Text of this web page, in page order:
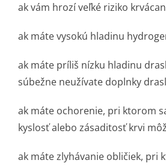
ak vám hrozí veľké riziko
ak máte vysokú hladinu
ak máte príliš nízku hladinu
súbežne neužívate doplnky
ak máte ochorenie, pri ktorom
kyslosť alebo zásaditosť krvi
ak máte zlyhávanie obličiek, pri